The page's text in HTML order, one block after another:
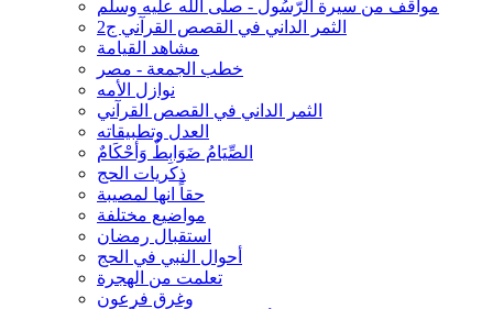
مواقف من سيرة الرّسُول - صلّى الله عليه وسلّم
الثمر الداني في القصص القرآني ج2
مشاهد القيامة
خطب الجمعة - مصر
نوازل الأمه
الثمر الداني في القصص القرآني
العدل وتطبيقاته
الصِّيَامُ ضَوَابِطٌ وَأحْكَامٌ
ذكريات الحج
حقاً انها لمصيبة
مواضيع مختلفة
استقبال رمضان
أحوال النبي في الحج
تعلمت من الهجرة
وغرق فرعون